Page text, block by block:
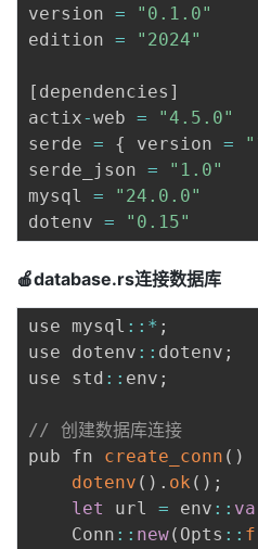
version =
"0.1.0"
edition = "2024"
[ dependencies ]
actix-web =
"4.5.0"
serde = { version =
serde_json =
"1.0"
mysql =
"24.0.0"
dotenv = "0.15"
🍎database.rs连接数据库
use mysql : : * ;
use dotenv : : dotenv ;
use std : : env ;
// 创建数据库连接
pub fn create_conn ( )
dotenv ( ) . ok ( ) ;
let
url = env : :
    Conn
: : new( Opts : :